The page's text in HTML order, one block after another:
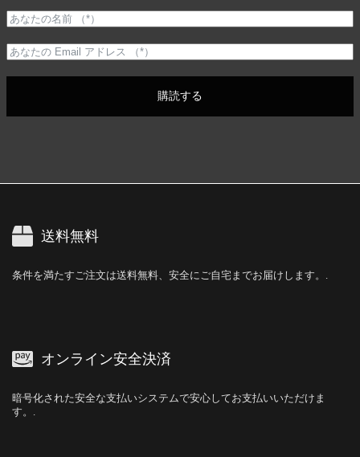
購読する
送料無料
条件を満たすご注文は送料無料、安全にご自宅までお届けします。.
オンライン安全決済
暗号化された安全な支払いシステムで安心してお支払いいただけま
す。.